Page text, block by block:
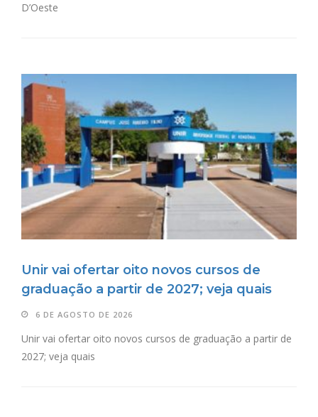
D’Oeste
Unir vai ofertar oito novos cursos de
graduação a partir de 2027; veja quais
6 DE AGOSTO DE 2026
Unir vai ofertar oito novos cursos de graduação a partir de
2027; veja quais